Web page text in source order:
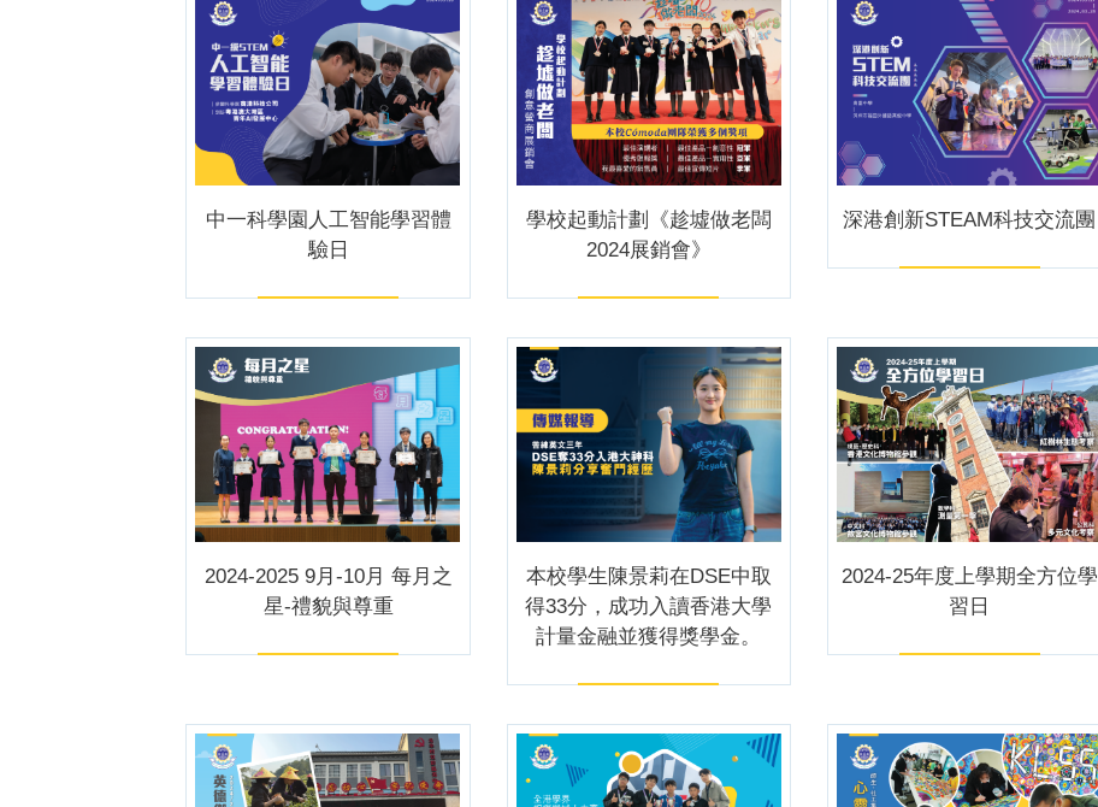
中一科學園人工智能學習體
驗日
學校起動計劃《趁墟做老闆
2024展銷會》
深港創新STEAM科技交流團
2024-2025 9月-10月 每月之
星-禮貌與尊重
本校學生陳景莉在DSE中取
得33分，成功入讀香港大學
計量金融並獲得獎學金。
2024-25年度上學期全方位學
習日